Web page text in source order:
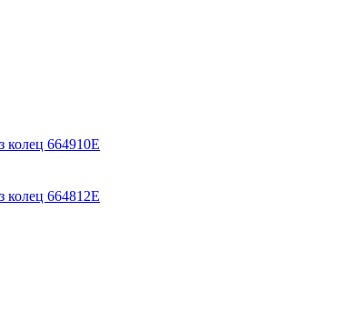
колец 664910Е
колец 664812Е